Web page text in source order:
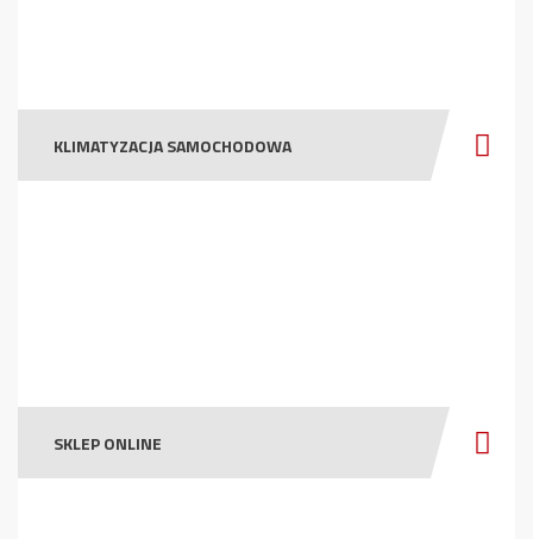
KLIMATYZACJA SAMOCHODOWA
SKLEP ONLINE